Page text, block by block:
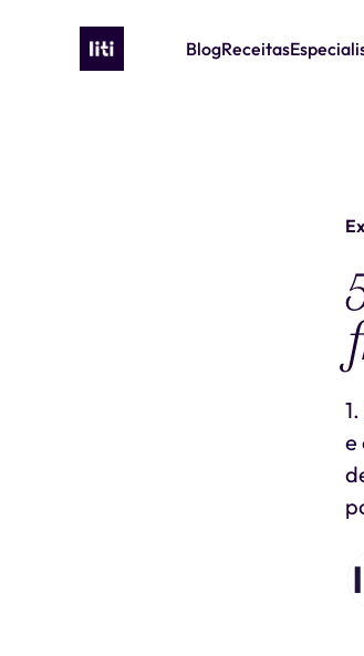
BlogReceitas
e